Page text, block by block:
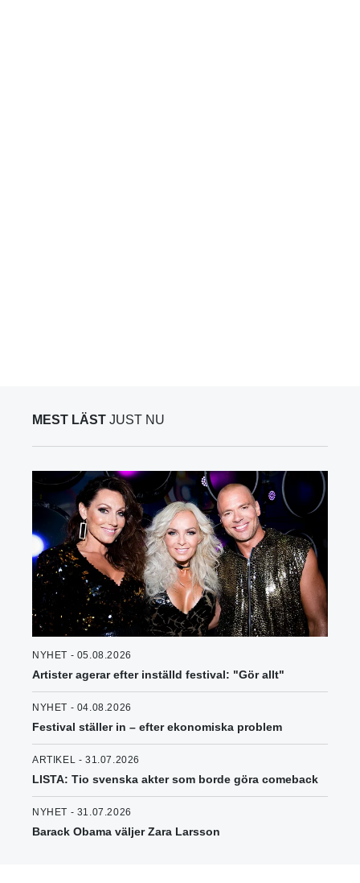
MEST LÄST JUST NU
NYHET - 05.08.2026
Artister agerar efter inställd festival: "Gör allt"
NYHET - 04.08.2026
Festival ställer in – efter ekonomiska problem
ARTIKEL - 31.07.2026
LISTA: Tio svenska akter som borde göra comeback
NYHET - 31.07.2026
Barack Obama väljer Zara Larsson